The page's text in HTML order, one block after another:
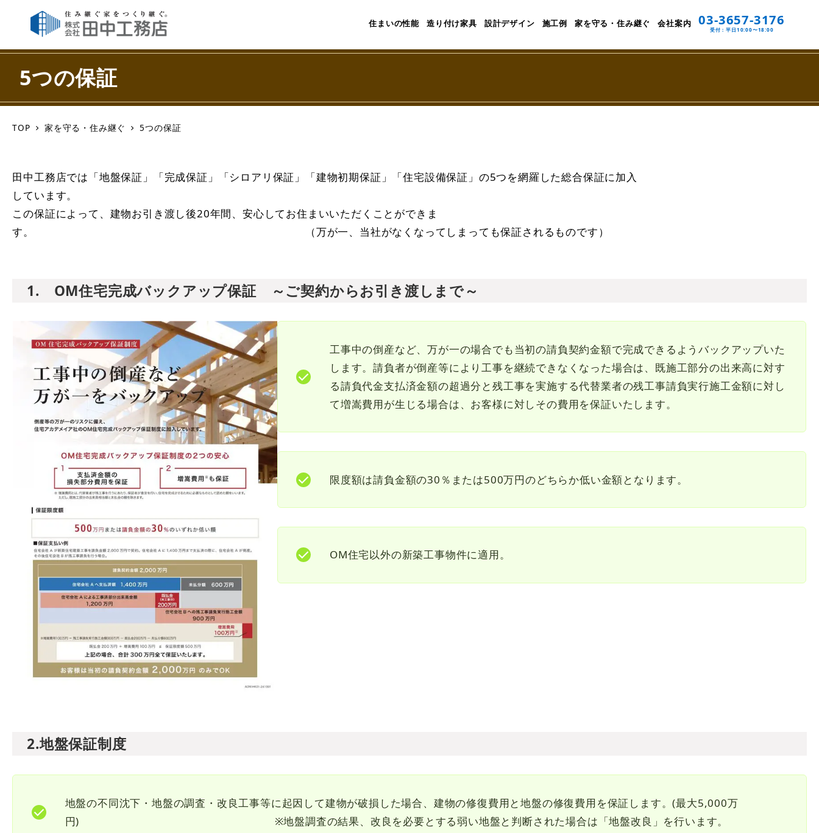
住まいの性能 造り付け家具 設計デザイン 施工例 家を守る・住み継ぐ 会社案内 03-3657-3176
受付：平日10:00〜18:00
5つの保証
TOP 家を守る・住み継ぐ 5つの保証
田中工務店では「地盤保証」「完成保証」「シロアリ保証」「建物初期保証」「住宅設備保証」の5つを網羅した総合保証に加入
しています。
この保証によって、建物お引き渡し後20年間、安心してお住まいいただくことができま
す。 （万が一、当社がなくなってしまっても保証されるものです）
1. OM住宅完成バックアップ保証 ～ご契約からお引き渡しまで～
工事中の倒産など、万が一の場合でも当初の請負契約金額で完成できるようバックアップいた
します。請負者が倒産等により工事を継続できなくなった場合は、既施工部分の出来高に対す
る請負代金支払済金額の超過分と残工事を実施する代替業者の残工事請負実行施工金額に対し
て増嵩費用が生じる場合は、お客様に対しその費用を保証いたします。
限度額は請負金額の30％または500万円のどちらか低い金額となります。
OM住宅以外の新築工事物件に適用。
2.地盤保証制度
地盤の不同沈下・地盤の調査・改良工事等に起因して建物が破損した場合、建物の修復費用と地盤の修復費用を保証します。(最大5,000万
円) ※地盤調査の結果、改良を必要とする弱い地盤と判断された場合は「地盤改良」を行います。